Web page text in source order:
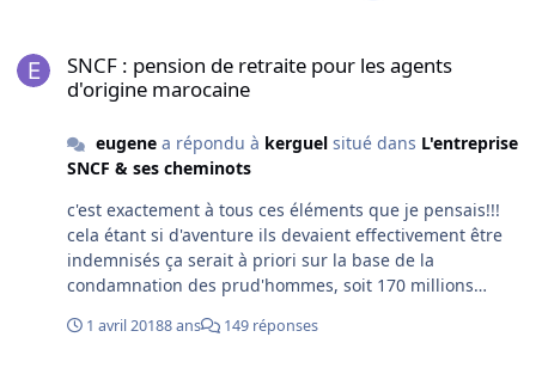
SNCF : pension de retraite pour les agents
d'origine marocaine
eugenea répondu à kerguelsitué dans L'entreprise
SNCF & ses cheminots
c'est exactement à tous ces éléments que je pensais!!!
cela étant si d'aventure ils devaient effectivement être
indemnisés ça serait à priori sur la base de la
condamnation des prud'hommes, soit 170 millions
1 avril 20188 ans 149 réponses